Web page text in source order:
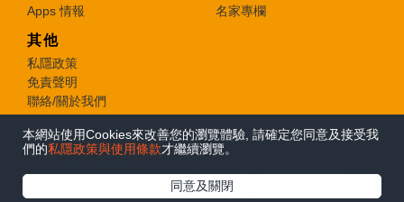
本網站使用Cookies來改善您的瀏覽體驗, 請確定您同意及接受我
們的私隱政策與使用條款才繼續瀏覽。
同意及關閉
Apps 情報
名家專欄
其他
私隱政策
免責聲明
聯絡/關於我們
© 2026 e-zone. All Rights Reserved.